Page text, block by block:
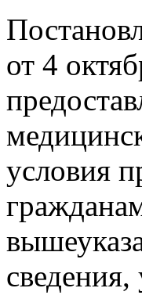
от 4
условия